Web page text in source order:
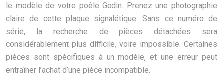
le modèle de votre poêle Godin. Prenez une photographie
claire de cette plaque signalétique. Sans ce numéro de
série, la recherche de pièces détachées sera
considérablement plus difficile, voire impossible. Certaines
pièces sont spécifiques à un modèle, et une erreur peut
entraîner l’achat d’une pièce incompatible.